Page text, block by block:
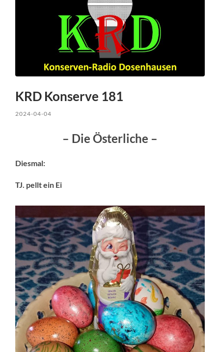
KRD Konserve 181
2024-04-04
– Die Österliche –
Diesmal:
TJ. pellt ein Ei